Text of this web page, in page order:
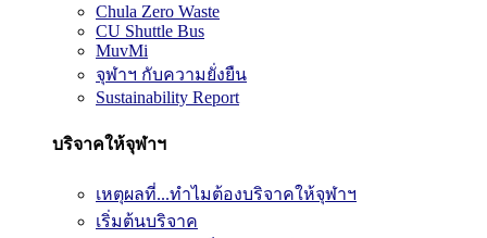
Chula Zero Waste
CU Shuttle Bus
MuvMi
จุฬาฯ กับความยั่งยืน
Sustainability Report
บริจาคให้จุฬาฯ
เหตุผลที่...ทำไมต้องบริจาคให้จุฬาฯ
เริ่มต้นบริจาค